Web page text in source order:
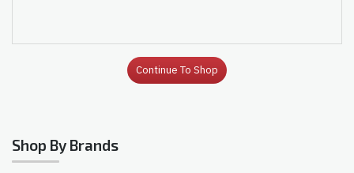
Continue To Shop
Shop By Brands